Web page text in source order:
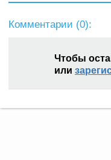
Комментарии (0):
Чтобы
или